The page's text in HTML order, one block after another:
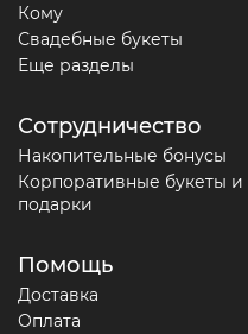
Кому
Свадебные букеты
Еще разделы
Сотрудничество
Накопительные бонусы
Корпоративные букеты и
подарки
Помощь
Доставка
Оплата